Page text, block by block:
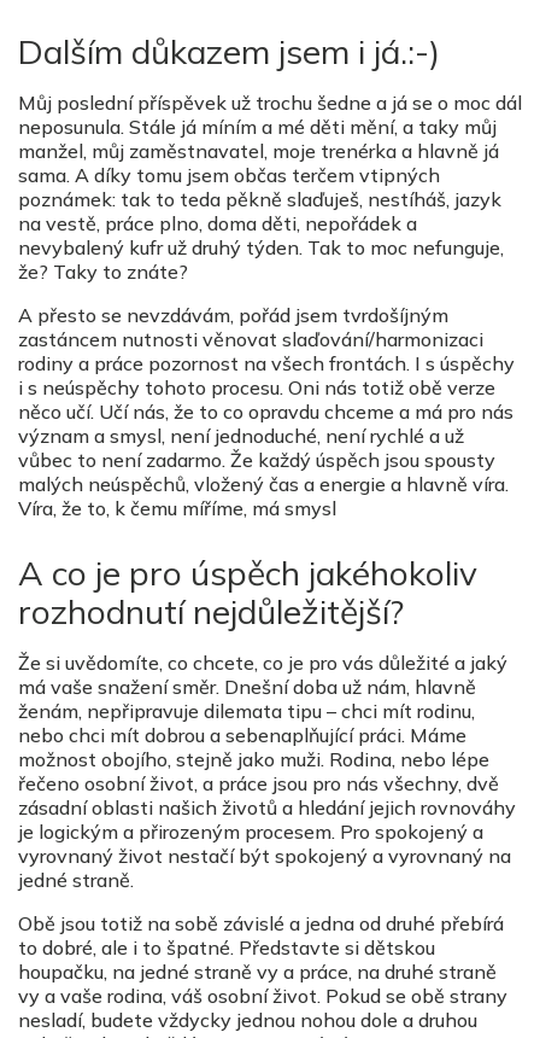
Dalším důkazem jsem i já.:-)
Můj poslední příspěvek už trochu šedne a já se o moc dál
neposunula. Stále já míním a mé děti mění, a taky můj
manžel, můj zaměstnavatel, moje trenérka a hlavně já
sama. A díky tomu jsem občas terčem vtipných
poznámek: tak to teda pěkně slaďuješ, nestíháš, jazyk
na vestě, práce plno, doma děti, nepořádek a
nevybalený kufr už druhý týden. Tak to moc nefunguje,
že? Taky to znáte?
A přesto se nevzdávám, pořád jsem tvrdošíjným
zastáncem nutnosti věnovat slaďování/harmonizaci
rodiny a práce pozornost na všech frontách. I s úspěchy
i s neúspěchy tohoto procesu. Oni nás totiž obě verze
něco učí. Učí nás, že to co opravdu chceme a má pro nás
význam a smysl, není jednoduché, není rychlé a už
vůbec to není zadarmo. Že každý úspěch jsou spousty
malých neúspěchů, vložený čas a energie a hlavně víra.
Víra, že to, k čemu míříme, má smysl
A co je pro úspěch jakéhokoliv
rozhodnutí nejdůležitější?
Že si uvědomíte, co chcete, co je pro vás důležité a jaký
má vaše snažení směr. Dnešní doba už nám, hlavně
ženám, nepřipravuje dilemata tipu – chci mít rodinu,
nebo chci mít dobrou a sebenaplňující práci. Máme
možnost obojího, stejně jako muži. Rodina, nebo lépe
řečeno osobní život, a práce jsou pro nás všechny, dvě
zásadní oblasti našich životů a hledání jejich rovnováhy
je logickým a přirozeným procesem. Pro spokojený a
vyrovnaný život nestačí být spokojený a vyrovnaný na
jedné straně.
Obě jsou totiž na sobě závislé a jedna od druhé přebírá
to dobré, ale i to špatné. Představte si dětskou
houpačku, na jedné straně vy a práce, na druhé straně
vy a vaše rodina, váš osobní život. Pokud se obě strany
nesladí, budete vždycky jednou nohou dole a druhou